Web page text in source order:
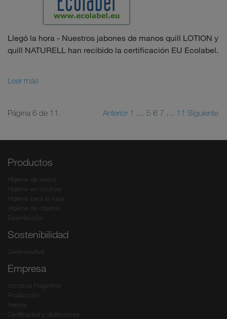
Llegó la hora - Nuestros jabones de manos quill LOTION y
quill NATURELL han recibido la certificación EU Ecolabel.
Leer más
Página 6 de 11. Anterior 1 … 5 6 7 … 11 Siguiente
Productos
Higiene de aseos
Higiene en cocinas
Higiene para la ropa
Higiene de objetos
Desinfección
Sostenibilidad
Greenovative
Empresa
conozca Hagleitner
Producción
historia
Certificados y distinciones